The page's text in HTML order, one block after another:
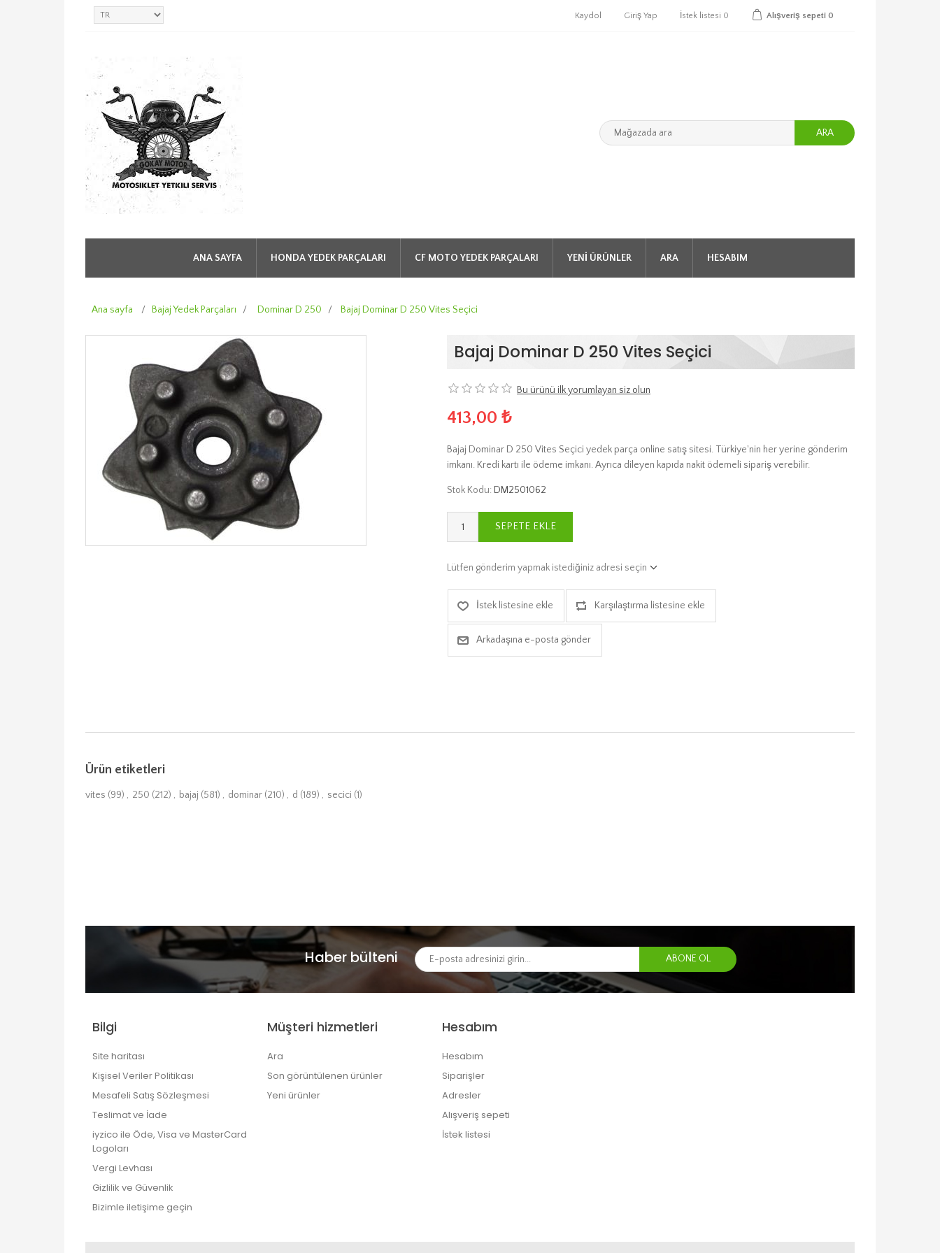
Kaydol Giriş Yap İstek listesi 0 Alışveriş sepeti 0
ARA
ANA SAYFA HONDA YEDEK PARÇALARI CF MOTO YEDEK PARÇALARI YENI ÜRÜNLER ARA HESABIM
Ana sayfa / Bajaj Yedek Parçaları / Dominar D 250 / Bajaj Dominar D 250 Vites Seçici
Bajaj Dominar D 250 Vites Seçici
Bu ürünü ilk yorumlayan siz olun
413,00 ₺
Bajaj Dominar D 250 Vites Seçici yedek parça online satış sitesi. Türkiye'nin her yerine gönderim
imkanı. Kredi kartı ile ödeme imkanı. Ayrıca dileyen kapıda nakit ödemeli sipariş verebilir.
Stok Kodu: DM2501062
SEPETE EKLE
Lütfen gönderim yapmak istediğiniz adresi seçin
İstek listesine ekle Karşılaştırma listesine ekle
Arkadaşına e-posta gönder
Ürün etiketleri
vites (99) , 250 (212) , bajaj (581) , dominar (210) , d (189) , secici (1)
Haber bülteni
Bilgi
Site haritası
Kişisel Veriler Politikası
Mesafeli Satış Sözleşmesi
Teslimat ve İade
iyzico ile Öde, Visa ve MasterCard
Logoları
Vergi Levhası
Gizlilik ve Güvenlik
Bizimle iletişime geçin
Müşteri hizmetleri
Ara
Son görüntülenen ürünler
Yeni ürünler
Hesabım
Hesabım
Siparişler
Adresler
Alışveriş sepeti
İstek listesi